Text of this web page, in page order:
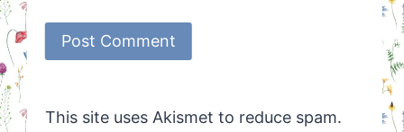
This site uses Akismet to reduce spam.